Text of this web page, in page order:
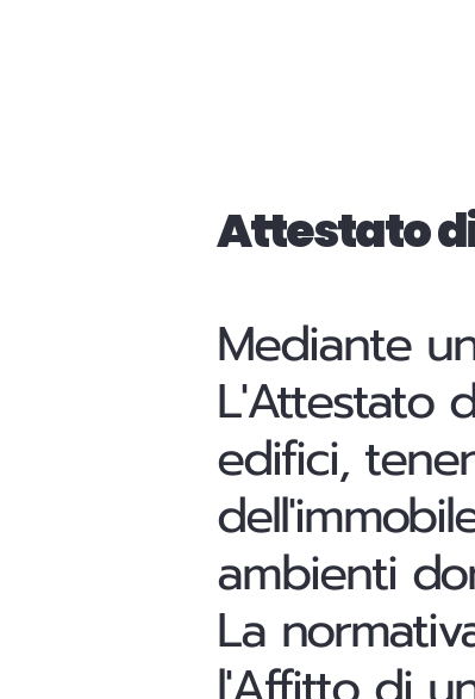
Attestato
Mediante
L'Attestato
edifici,
ambienti
La